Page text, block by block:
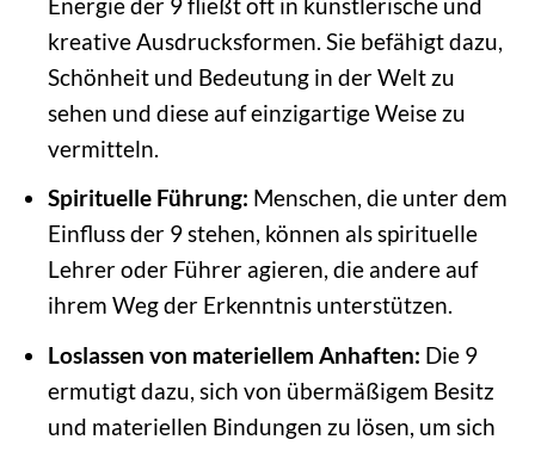
kreative Ausdrucksformen. Sie befähigt dazu,
Schönheit und Bedeutung in der Welt zu
sehen und diese auf einzigartige Weise zu
vermitteln.
Spirituelle Führung: Menschen, die unter dem
Einfluss der 9 stehen, können als spirituelle
Lehrer oder Führer agieren, die andere auf
ihrem Weg der Erkenntnis unterstützen.
Loslassen von materiellem Anhaften: Die 9
ermutigt dazu, sich von übermäßigem Besitz
und materiellen Bindungen zu lösen, um sich